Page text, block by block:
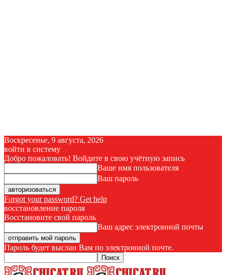
Воскресенье, 9 августа, 2026
войти в систему
Добро пожаловать! Войдите в свою учётную запись
Ваше имя пользователя
Ваш пароль
Forgot your password? Get help
восстановление пароля
Восстановите свой пароль
Ваш адрес электронной почты
Пароль будет выслан Вам по электронной почте.